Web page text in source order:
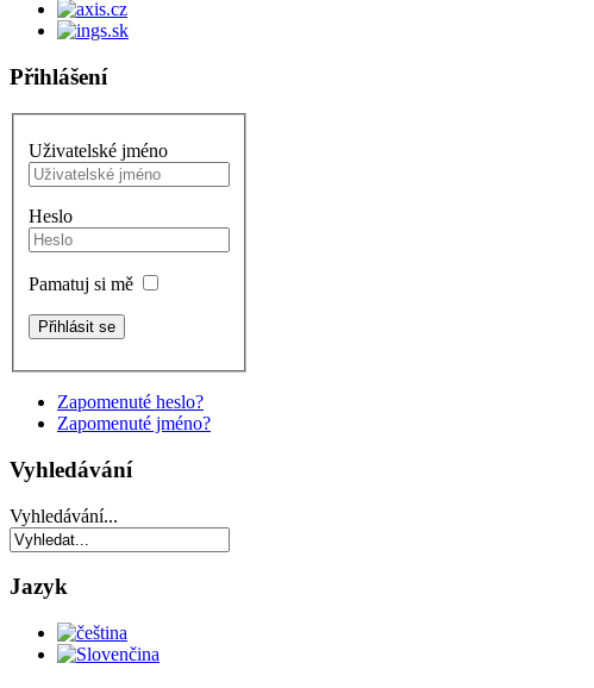
Přihlášení
Uživatelské jméno
Heslo
Pamatuj si mě
Zapomenuté heslo?
Zapomenuté jméno?
Vyhledávání
Vyhledávání...
Jazyk